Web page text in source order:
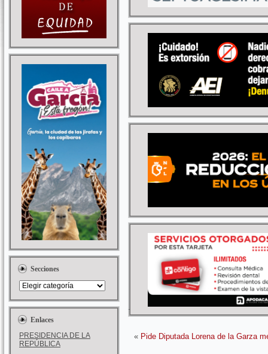
Secciones
Enlaces
PRESIDENCIA DE LA
REPÚBLICA
« Pide Diputada Lorena de la Garza